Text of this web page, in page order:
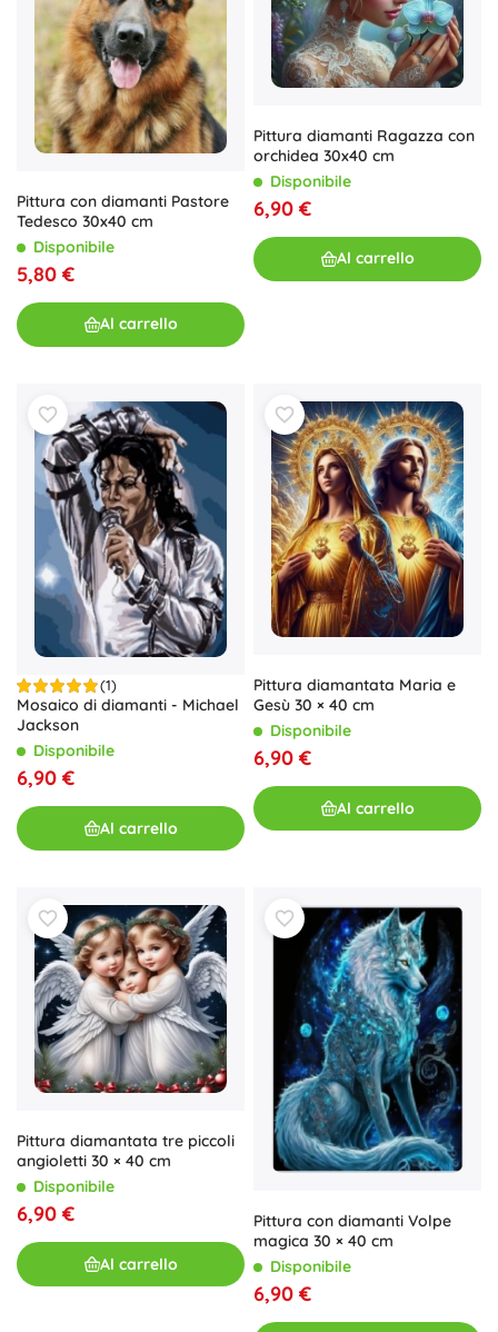
Pittura con diamanti Pastore
Tedesco 30x40 cm
Disponibile
5,80 €
Al carrello
Pittura diamanti Ragazza con
orchidea 30x40 cm
Disponibile
6,90 €
Al carrello
(1)
Mosaico di diamanti - Michael
Jackson
Disponibile
6,90 €
Al carrello
Pittura diamantata Maria e
Gesù 30 × 40 cm
Disponibile
6,90 €
Al carrello
Pittura diamantata tre piccoli
angioletti 30 × 40 cm
Disponibile
6,90 €
Al carrello
Pittura con diamanti Volpe
magica 30 × 40 cm
Disponibile
6,90 €